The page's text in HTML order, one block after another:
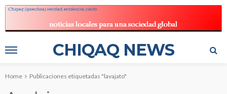
CHIQAQ NEWS
Home Publicaciones etiquetadas "lavajato"